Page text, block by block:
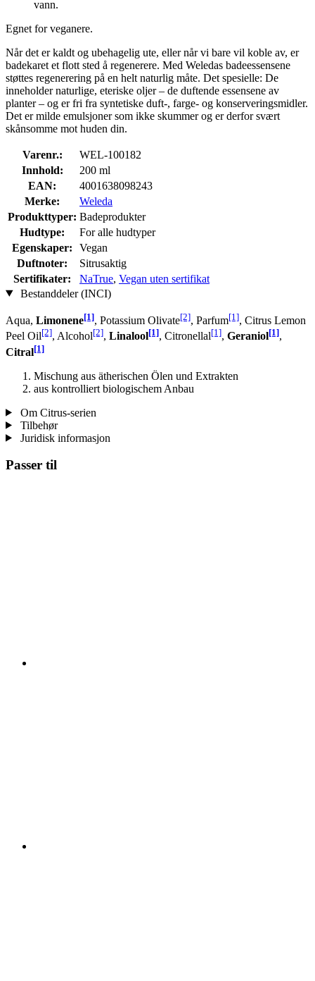
vann.
Egnet for veganere.
Når det er kaldt og ubehagelig ute, eller når vi bare vil koble av, er
badekaret et flott sted å regenerere. Med Weledas badeessensene
støttes regenerering på en helt naturlig måte. Det spesielle: De
inneholder naturlige, eteriske oljer – de duftende essensene av
planter – og er fri fra syntetiske duft-, farge- og konserveringsmidler.
Det er milde emulsjoner som ikke skummer og er derfor svært
skånsomme mot huden din.
Varenr.:
WEL-100182
Innhold:
200 ml
EAN:
4001638098243
Merke:
Weleda
Produkttyper: Badeprodukter
Hudtype:
For alle hudtyper
Egenskaper:
Vegan
Duftnoter:
Sitrusaktig
Sertifikater:
NaTrue, Vegan uten sertifikat
Bestanddeler (INCI)
Aqua, Limonene[1], Potassium Olivate[2], Parfum[1], Citrus Lemon
Peel Oil[2], Alcohol[2], Linalool[1], Citronellal[1], Geraniol[1],
Citral[1]
Mischung aus ätherischen Ölen und Extrakten
aus kontrolliert biologischem Anbau
Om Citrus-serien
Tilbehør
Juridisk informasjon
Passer til